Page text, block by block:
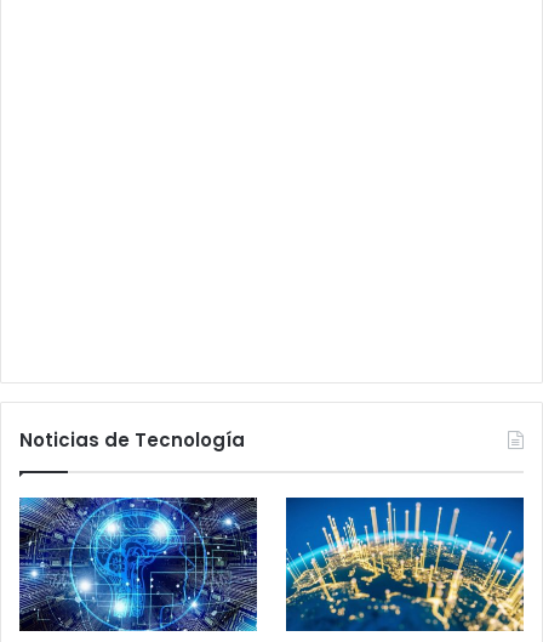
Noticias de Tecnología